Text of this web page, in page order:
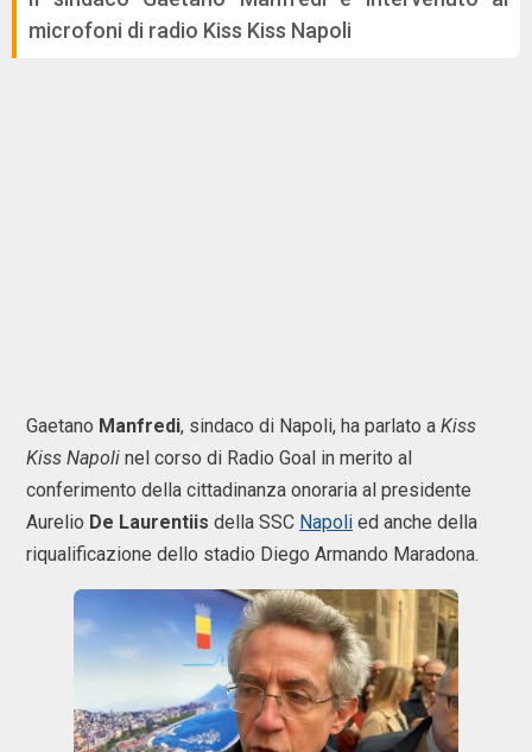
microfoni di radio Kiss Kiss Napoli
Gaetano Manfredi, sindaco di Napoli, ha parlato a Kiss
Kiss Napoli nel corso di Radio Goal in merito al
conferimento della cittadinanza onoraria al presidente
Aurelio De Laurentiis della SSC Napoli ed anche della
riqualificazione dello stadio Diego Armando Maradona.